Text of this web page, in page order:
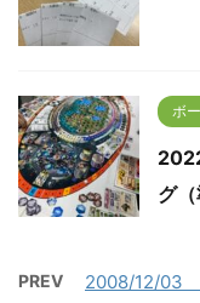
ボ
グ（
PREV 2008/12/03